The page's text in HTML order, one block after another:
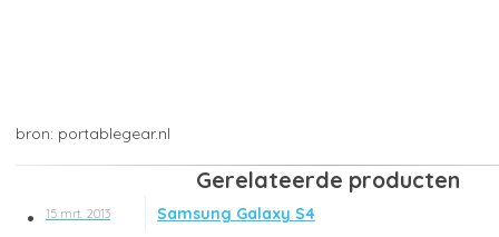
portablegear.nl
Gerelateerde producten
15 mrt. 2013 Samsung Galaxy S4